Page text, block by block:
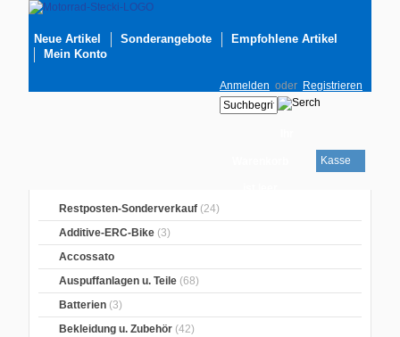
Neue Artikel Sonderangebote
Empfohlene Artikel
Mein Konto
Anmelden oder Registrieren
Kasse
Restposten-Sonderverkauf (24)
Additive-ERC-Bike (3)
Accossato
Auspuffanlagen u. Teile (68)
Batterien (3)
Bekleidung u. Zubehör (42)